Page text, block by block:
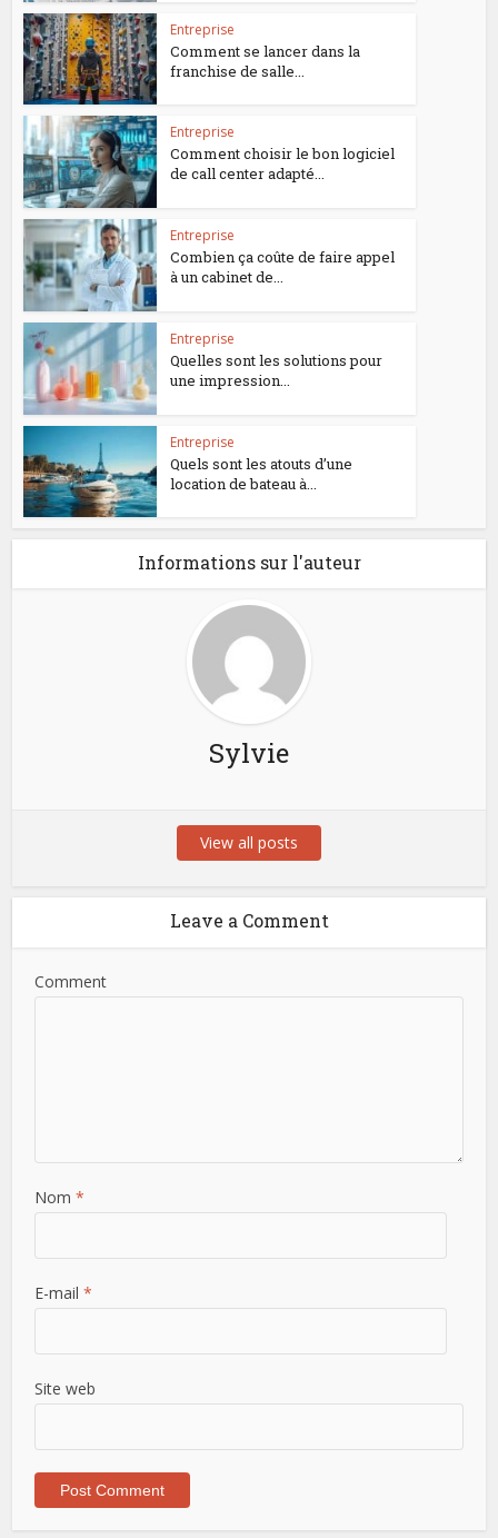
Entreprise
Comment se lancer dans la
franchise de salle...
Entreprise
Comment choisir le bon logiciel
de call center adapté...
Entreprise
Combien ça coûte de faire appel
à un cabinet de...
Entreprise
Quelles sont les solutions pour
une impression...
Entreprise
Quels sont les atouts d’une
location de bateau à...
Informations sur l'auteur
Sylvie
View all posts
Leave a Comment
Comment
Nom*
E-mail*
Site web